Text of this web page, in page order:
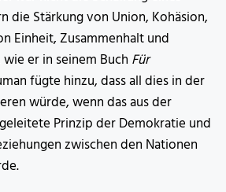
die Stärkung von Union, Kohäsion,
Einheit, Zusammenhalt und
er in seinem Buch Für
fügte hinzu, dass all dies in der
würde, wenn das aus der
Prinzip der Demokratie und
zwischen den Nationen